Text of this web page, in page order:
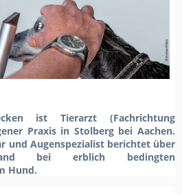
ist Tierarzt (Fachrichtung
Praxis in Stolberg bei Aachen.
und Augenspezialist berichtet über
bei erblich bedingten
Hund.